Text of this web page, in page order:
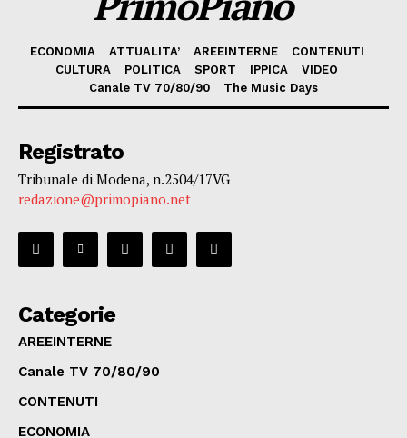
ECONOMIA ATTUALITA’ AREEINTERNE
CONTENUTI
CULTURA
POLITICA SPORT IPPICA
VIDEO
Canale TV 70/80/90
The Music Days
Registrato
Tribunale di Modena, n.2504/17VG
redazione@primopiano.net
Categorie
AREEINTERNE
Canale TV 70/80/90
CONTENUTI
ECONOMIA